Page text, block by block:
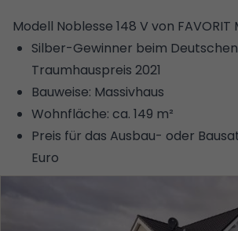
Modell Noblesse 148 V von FAVORIT
Silber-Gewinner beim Deutschen
Traumhauspreis 2021
Bauweise: Massivhaus
Wohnfläche: ca. 149 m²
Preis für das Ausbau- oder
Euro